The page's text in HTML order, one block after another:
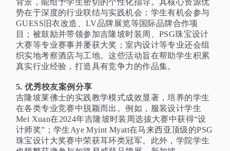
背景，能给予学生密切的个性化指导。其核心资源优
势在于深度的行业联结与实践机会：学生有机会参与
GUESS旧衣改造、LV品牌展览等国际品牌合作项
目；被鼓励并带领参加吉隆坡时装周、PSG珠宝设计
大赛等专业赛事并屡获大奖；室内设计等专业还会组
织实地考察酒店与工地。这些活动旨在帮助学生积累
真实行业经验，打造具有竞争力的作品集。
5. 优秀校友案例分享
吉隆坡莱佛士的实践教学模式成效显著，培养的学生
在各类专业竞赛中脱颖而出。例如，服装设计学生
Mei Xuan在2024年吉隆坡时装周选拔大赛中获得“设
计师奖”；学生Aye Myint Myatt在马来西亚顶级的PSG
珠宝设计大奖赛中荣获耳环类冠军。此外，学院学生